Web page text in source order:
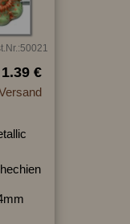
1.39 €